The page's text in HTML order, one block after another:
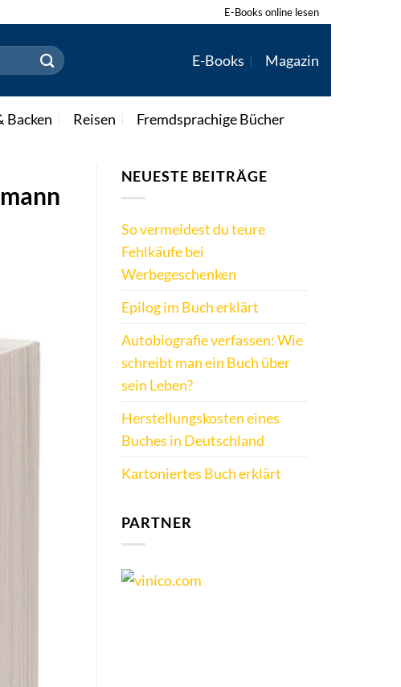
E-Books online lesen
E-Books Magazin
Backen Reisen Fremdsprachige Bücher
NEUESTE BEITRÄGE
So vermeidest du teure
Fehlkäufe bei
Werbegeschenken
Epilog im Buch erklärt
Autobiografie verfassen: Wie
schreibt man ein Buch über
sein Leben?
Herstellungskosten eines
Buches in Deutschland
Kartoniertes Buch erklärt
PARTNER